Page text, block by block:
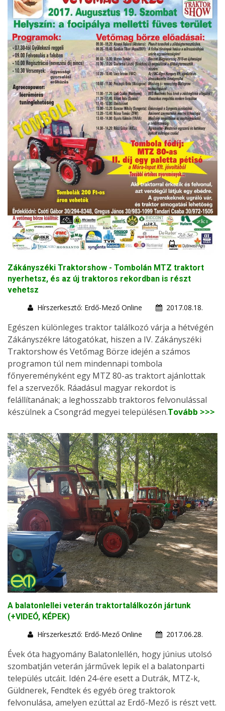
Zákányszéki Traktorshow - Tombolán MTZ traktort
nyerhetsz, és az új traktoros rekordban is részt
vehetsz
Hírszerkesztő: Erdő-Mező Online
2017.08.18.
Egészen különleges traktor találkozó várja a hétvégén
Zákányszékre látogatókat, hiszen a IV. Zákányszéki
Traktorshow és Vetőmag Börze idején a számos
programon túl nem mindennapi tombola
főnyereményként egy MTZ 80-as traktort ajánlottak
fel a szervezők. Ráadásul magyar rekordot is
felállítanának; a leghosszabb traktoros felvonulással
készülnek a Csongrád megyei településen.Tovább >>>
A balatonlellei veterán traktortalálkozón jártunk
(+VIDEÓ, KÉPEK)
Hírszerkesztő: Erdő-Mező Online
2017.06.28.
Évek óta hagyomány Balatonlellén, hogy június utolsó
szombatján veterán járművek lepik el a balatonparti
település utcáit. Idén 24-ére esett a Dutrák, MTZ-k,
Güldnerek, Fendtek és egyéb öreg traktorok
felvonulása, amelyen ezúttal az Erdő-Mező is részt vett.